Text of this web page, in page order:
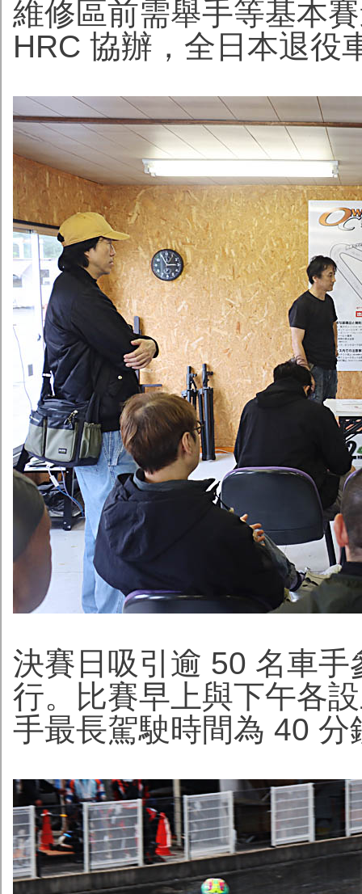
維修區前需舉手等基本
HRC 協辦，全日本退役
決賽日吸引逾 50 名車
行。比賽早上與下午各
手最長駕駛時間為 40 分